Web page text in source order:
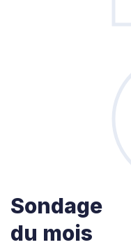
Sondage
du mois